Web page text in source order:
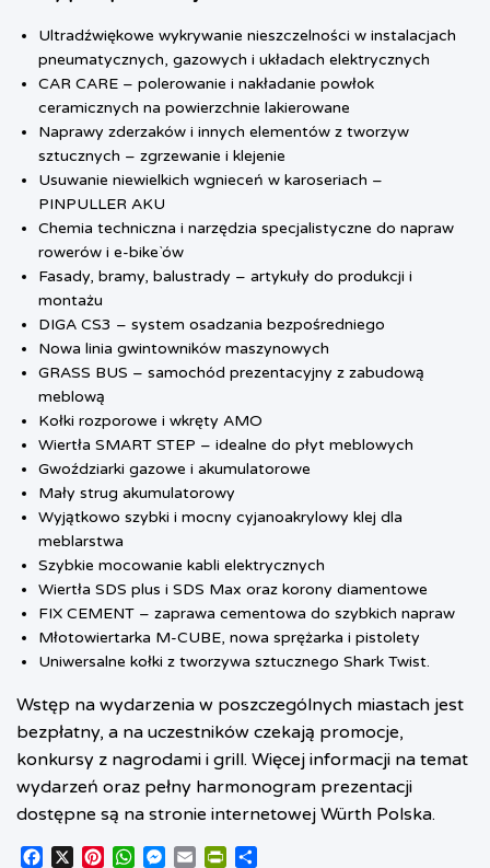
Ultradźwiękowe wykrywanie nieszczelności w instalacjach
pneumatycznych, gazowych i układach elektrycznych
CAR CARE – polerowanie i nakładanie powłok
ceramicznych na powierzchnie lakierowane
Naprawy zderzaków i innych elementów z tworzyw
sztucznych – zgrzewanie i klejenie
Usuwanie niewielkich wgnieceń w karoseriach –
PINPULLER AKU
Chemia techniczna i narzędzia specjalistyczne do napraw
rowerów i e-bike`ów
Fasady, bramy, balustrady – artykuły do produkcji i
montażu
DIGA CS3 – system osadzania bezpośredniego
Nowa linia gwintowników maszynowych
GRASS BUS – samochód prezentacyjny z zabudową
meblową
Kołki rozporowe i wkręty AMO
Wiertła SMART STEP – idealne do płyt meblowych
Gwoździarki gazowe i akumulatorowe
Mały strug akumulatorowy
Wyjątkowo szybki i mocny cyjanoakrylowy klej dla
meblarstwa
Szybkie mocowanie kabli elektrycznych
Wiertła SDS plus i SDS Max oraz korony diamentowe
FIX CEMENT – zaprawa cementowa do szybkich napraw
Młotowiertarka M-CUBE, nowa sprężarka i pistolety
Uniwersalne kołki z tworzywa sztucznego Shark Twist.
Wstęp na wydarzenia w poszczególnych miastach jest
bezpłatny, a na uczestników czekają promocje,
konkursy z nagrodami i grill. Więcej informacji na temat
wydarzeń oraz pełny harmonogram prezentacji
dostępne są na stronie internetowej Würth Polska.
X W M